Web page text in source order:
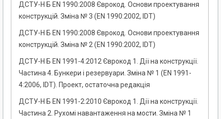
ДСТУ-Н Б EN 1990:2008 Єврокод. Основи проектування
конструкцій. Зміна № 3 (EN 1990:2002, IDT)
ДСТУ-Н Б EN 1990:2008 Єврокод. Основи проектування
конструкцій. Зміна № 2 (EN 1990:2002, IDT)
ДСТУ-Н Б EN 1991-4:2012 Єврокод 1. Дії на конструкції.
Частина 4. Бункери і резервуари. Зміна № 1 (EN 1991-
4:2006, IDТ). Проект, остаточна редакція
ДСТУ-Н Б EN 1991-2:2010 Єврокод 1. Дії на конструкції.
Частина 2. Рухомі навантаження на мости. Зміна № 1